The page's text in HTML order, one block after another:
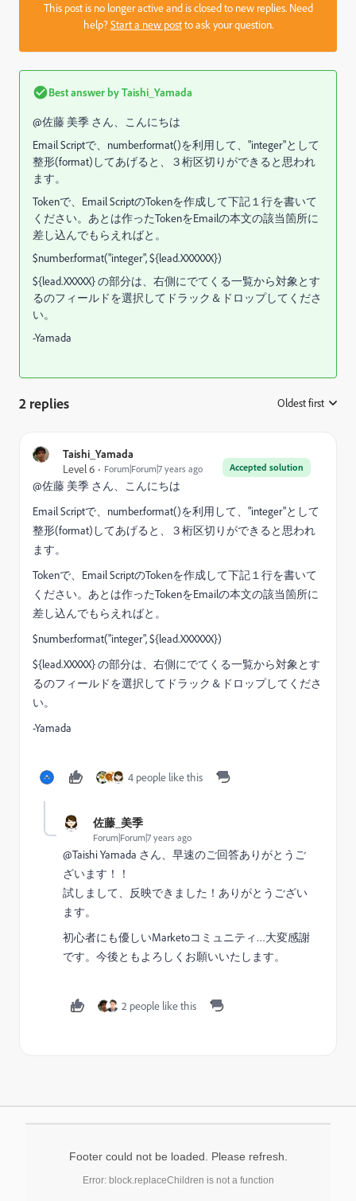
This post is no longer active and is closed to new replies. Need
help?Start a new postto ask your question.
Best answer byTaishi_Yamada
@佐藤 美季 さん、こんにちは
Email Scriptで、number.format()を利用して、"integer"として
整形(format)してあげると、３桁区切りができると思われ
ます。
Tokenで、Email ScriptのTokenを作成して下記１行を書いて
ください。あとは作ったTokenをEmailの本文の該当箇所に
差し込んでもらえればと。
$number.format("integer", ${lead.XXXXXX})
${lead.XXXXX} の部分は、右側にでてくる一覧から対象とす
るのフィールドを選択してドラック＆ドロップしてくださ
い。
-Yamada
2 replies Oldest first
Taishi_Yamada
Accepted solution
Level 6 Forum|Forum|7 years ago
@佐藤 美季 さん、こんにちは
Email Scriptで、number.format()を利用して、"integer"として
整形(format)してあげると、３桁区切りができると思われ
ます。
Tokenで、Email ScriptのTokenを作成して下記１行を書いて
ください。あとは作ったTokenをEmailの本文の該当箇所に
差し込んでもらえればと。
$number.format("integer", ${lead.XXXXXX})
${lead.XXXXX} の部分は、右側にでてくる一覧から対象とす
るのフィールドを選択してドラック＆ドロップしてくださ
い。
-Yamada
4 people like this
佐藤_美季
Forum|Forum|7 years ago
@Taishi Yamada​ さん、早速のご回答ありがとうご
ざいます！！
試しまして、反映できました！ありがとうござい
ます。
初心者にも優しいMarketoコミュニティ…大変感謝
です。今後ともよろしくお願いいたします。
2 people like this
Footer could not be loaded. Please refresh.
Error: block.replaceChildren is not a function